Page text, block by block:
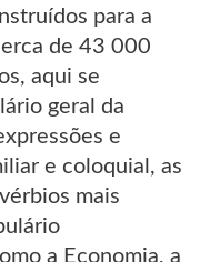
para a
de 43 000
aqui se
geral da
e
e coloquial, as
mais
a Economia, a